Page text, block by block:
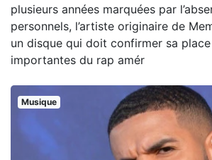
plusieurs années marquées par
personnels, l’artiste originaire de
un disque qui doit confirmer sa
importantes du rap amér
Musique